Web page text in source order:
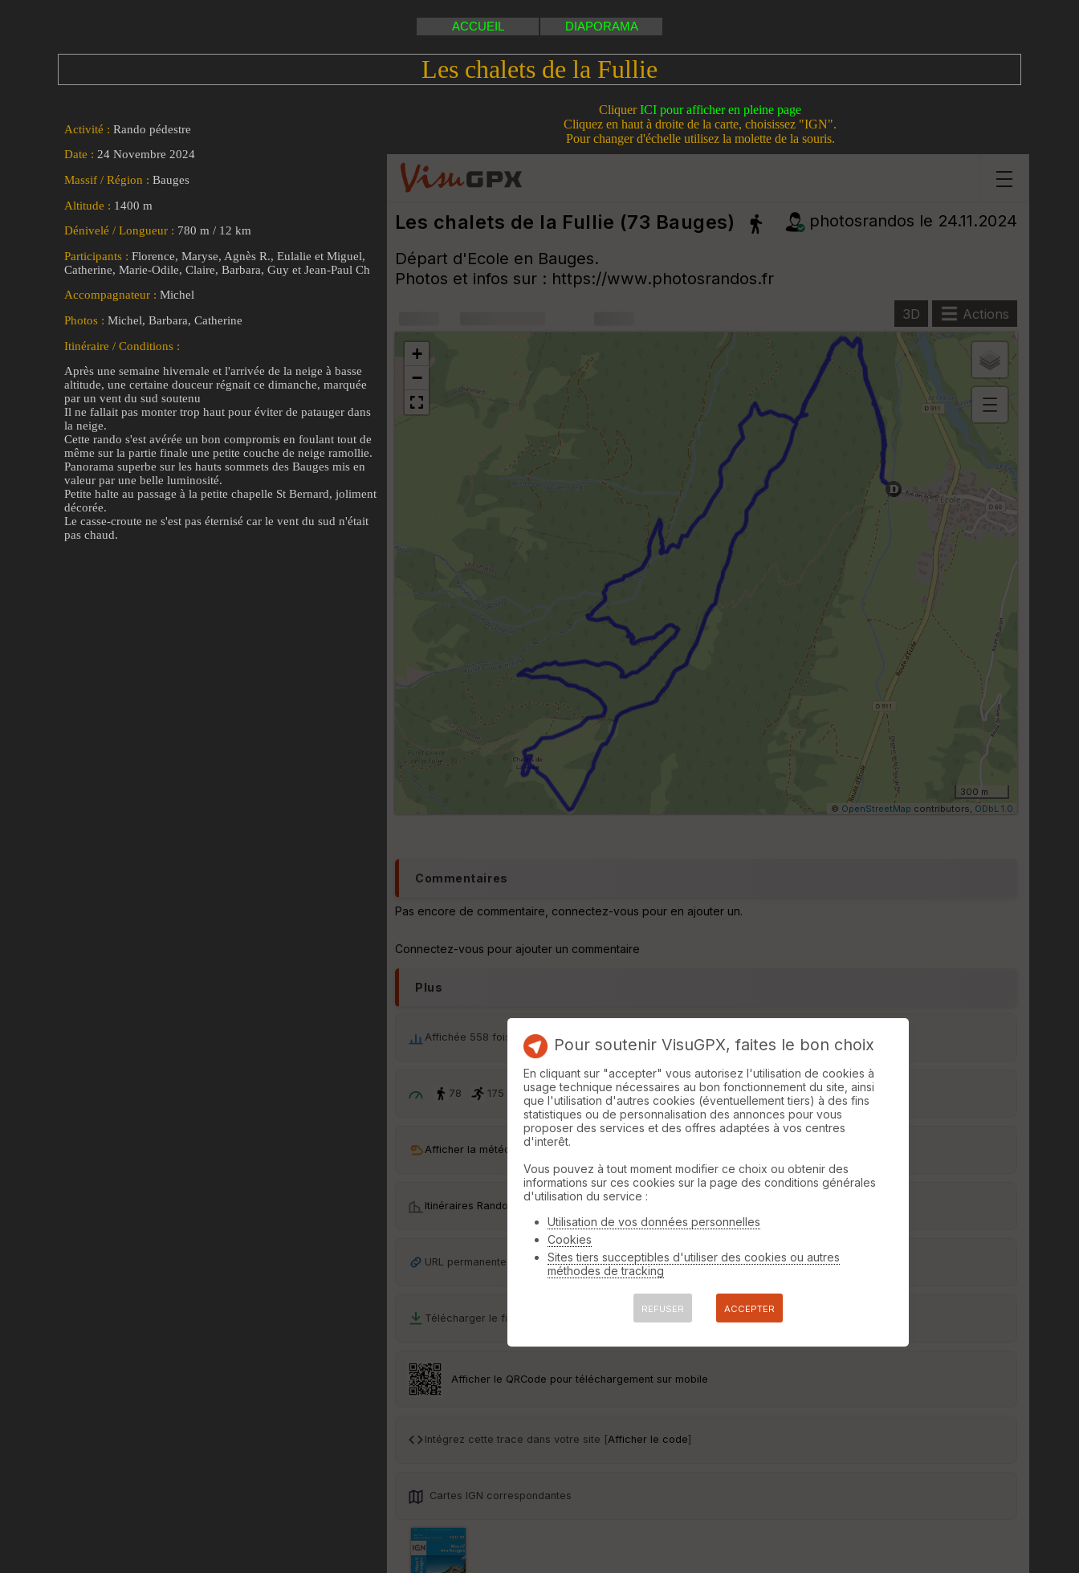
ACCUEIL DIAPORAMA
Les chalets de la Fullie
CliquerICI pour afficher en pleine page
Cliquez en haut à droite de la carte, choisissez "IGN".
Pour changer d'échelle utilisez la molette de la souris.
Activité : Rando pédestre
Date : 24 Novembre 2024
Massif / Région : Bauges
Altitude : 1400 m
Dénivelé / Longueur : 780 m / 12 km
Participants : Florence, Maryse, Agnès R., Eulalie et Miguel,
Catherine, Marie-Odile, Claire, Barbara, Guy et Jean-Paul Ch
Accompagnateur : Michel
Photos : Michel, Barbara, Catherine
Itinéraire / Conditions :
Après une semaine hivernale et l'arrivée de la neige à basse
altitude, une certaine douceur régnait ce dimanche, marquée
par un vent du sud soutenu
Il ne fallait pas monter trop haut pour éviter de patauger dans
la neige.
Cette rando s'est avérée un bon compromis en foulant tout de
même sur la partie finale une petite couche de neige ramollie.
Panorama superbe sur les hauts sommets des Bauges mis en
valeur par une belle luminosité.
Petite halte au passage à la petite chapelle St Bernard, joliment
décorée.
Le casse-croute ne s'est pas éternisé car le vent du sud n'était
pas chaud.